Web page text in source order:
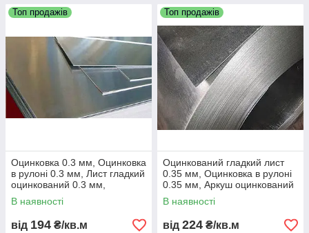
Топ продажів
Оцинковка 0.3 мм, Оцинковка
в рулоні 0.3 мм, Лист гладкий
оцинкований 0.3 мм,
Оцинкований лист 0.3 мм.
В наявності
від 194 ₴/кв.м
Топ продажів
Оцинкований гладкий лист
0.35 мм, Оцинковка в рулоні
0.35 мм, Аркуш оцинкований
0.35 мм.
В наявності
від 224 ₴/кв.м